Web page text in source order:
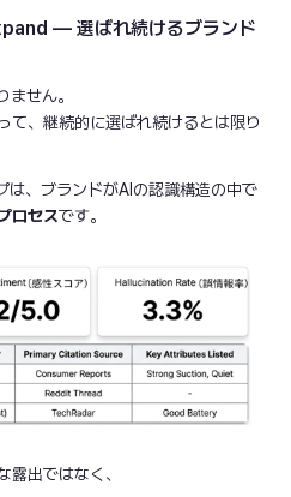
— 選ばれ続けるブランド
せん。
て、継続的に選ばれ続けるとは限り
、ブランドがAIの認識構造の中で
ロセスです。
露出ではなく、